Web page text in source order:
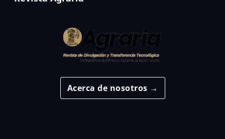
Acerca de nosotros →